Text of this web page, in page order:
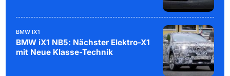
BMW IX1
BMW iX1 NB5: Nächster Elektro-X1
mit Neue Klasse-Technik